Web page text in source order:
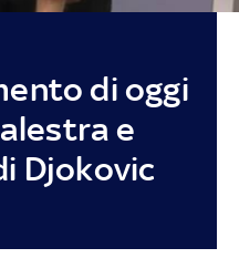
di oggi
e
Djokovic